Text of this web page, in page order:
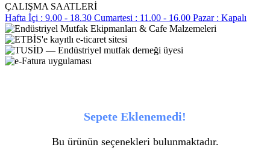
ÇALIŞMA SAATLERİ
Hafta İçi : 9.00 - 18.30 Cumartesi : 11.00 - 16.00 Pazar : Kapalı
Sepete Eklenemedi!
Bu ürünün seçenekleri bulunmaktadır.